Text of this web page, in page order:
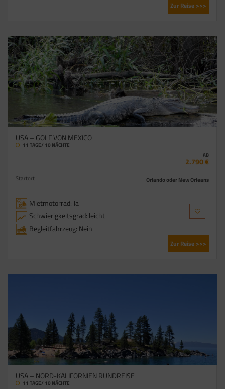
Zur Reise >>>
USA – GOLF VON MEXICO
11 TAGE/ 10 NÄCHTE
AB
2.790 €
Startort Orlando oder New Orleans
Mietmotorrad: Ja
Schwierigkeitsgrad: leicht
Begleitfahrzeug: Nein
Zur Reise >>>
USA – NORD-KALIFORNIEN RUNDREISE
11 TAGE/ 10 NÄCHTE